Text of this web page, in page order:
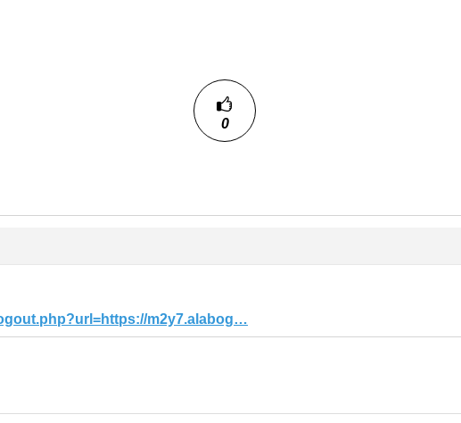
0
m2y7.alabog…